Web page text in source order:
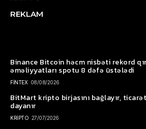
REKLAM
Binance Bitcoin həcm nisbəti rekord
əməliyyatları spotu 8 dəfə üstələdi
FİNTEX 08/08/2026
BitMart kripto birjasını bağlayır,
dayanır
KRİPTO 27/07/2026